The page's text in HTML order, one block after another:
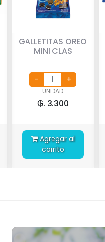
GALLETITAS OREO
MINI CLAS
UNIDAD
₲. 3.300
Agregar al
carrito